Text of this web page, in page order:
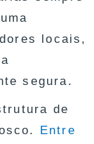
locais,
segura.
de
Entre